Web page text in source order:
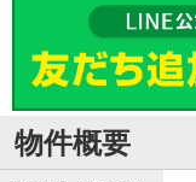
物件概要